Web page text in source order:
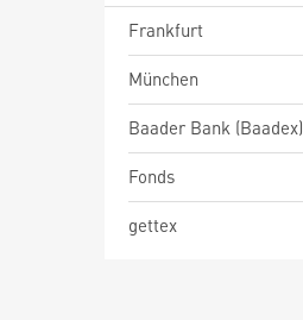
Frankfurt
München
Baader Bank (Baadex)
Fonds
gettex